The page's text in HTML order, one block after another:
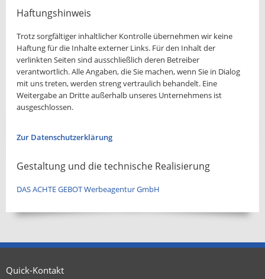
Haftungshinweis
Trotz sorgfältiger inhaltlicher Kontrolle übernehmen wir keine
Haftung für die Inhalte externer Links. Für den Inhalt der
verlinkten Seiten sind ausschließlich deren Betreiber
verantwortlich. Alle Angaben, die Sie machen, wenn Sie in Dialog
mit uns treten, werden streng vertraulich behandelt. Eine
Weitergabe an Dritte außerhalb unseres Unternehmens ist
ausgeschlossen.
Zur Datenschutzerklärung
Gestaltung und die technische Realisierung
DAS ACHTE GEBOT Werbeagentur GmbH
Quick-Kontakt